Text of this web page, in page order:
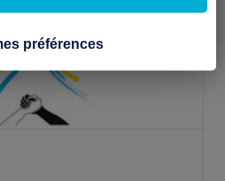
préférences